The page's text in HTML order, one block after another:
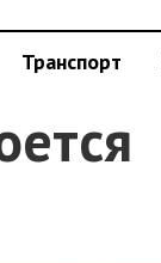
Транспорт